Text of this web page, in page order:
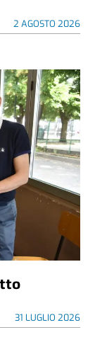
2 AGOSTO 2026
31 LUGLIO 2026